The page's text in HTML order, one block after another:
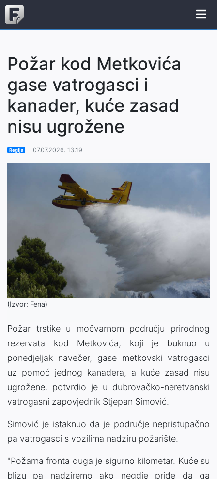
Požar kod Metkovića
gase vatrogasci i
kanader, kuće zasad
nisu ugrožene
Regija 07.07.2026. 13:19
(Izvor: Fena)
Požar trstike u močvarnom području prirodnog
rezervata kod Metkovića, koji je buknuo u
ponedjeljak navečer, gase metkovski vatrogasci
uz pomoć jednog kanadera, a kuće zasad nisu
ugrožene, potvrdio je u dubrovačko-neretvanski
vatrogasni zapovjednik Stjepan Simović.
Simović je istaknuo da je područje nepristupačno
pa vatrogasci s vozilima nadziru požarište.
"Požarna fronta duga je sigurno kilometar. Kuće su
blizu pa nadziremo ako negdje priđe da ga